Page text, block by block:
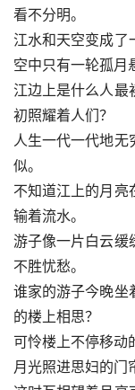
看不分明。
江水和天空变成了
空中只有一轮孤月
江边上是什么人
初照耀着人们？
人生一代一代地无
似。
不知道江上的月
输着流水。
游子像一片白云缓
不胜忧愁。
谁家的游子今晚坐
的楼上相思？
可怜楼上不停移动
月光照进思妇的门